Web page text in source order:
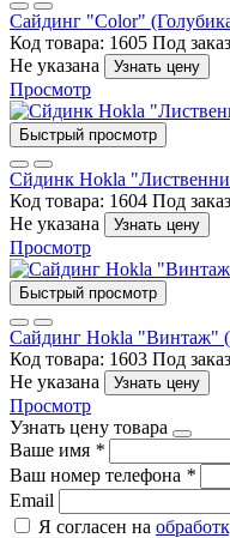
Сайдинг "Color"
Код товара: 1605 Под заказ
Не указана
Узнать цену
Просмотр
Быстрый просмотр
Сйдинк Hokla
Код товара: 1604 Под заказ
Не указана
Узнать цену
Просмотр
Быстрый просмотр
Сайдинг Hokla "Винтаж"
Код товара: 1603 Под заказ
Не указана
Узнать цену
Просмотр
Узнать цену товара
Ваше имя *
Ваш номер телефона *
Email
Я согласен на